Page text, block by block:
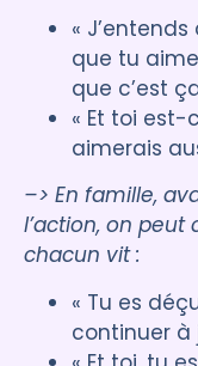
«
que tu
que c’est
« Et toi
aimerais
–> En famille,
l’action, on
chacun vit :
« Tu es
continuer à